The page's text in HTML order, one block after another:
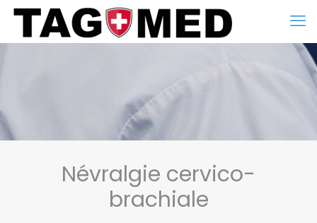
Névralgie cervico-
brachiale